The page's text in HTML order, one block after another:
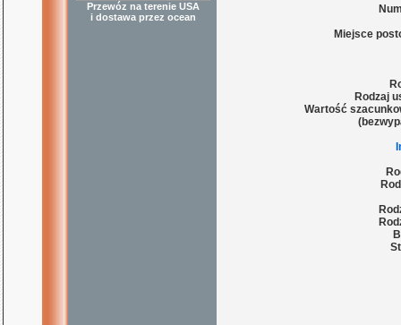
Przewóz na terenie USA
i dostawa przez ocean
Miejsce
Rodzaj
Wartość